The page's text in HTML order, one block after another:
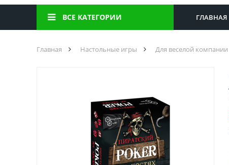
Иркутская область
ВСЕ КАТЕГОРИИ ГЛАВНАЯ
Главная Настольные игры Для веселой компании